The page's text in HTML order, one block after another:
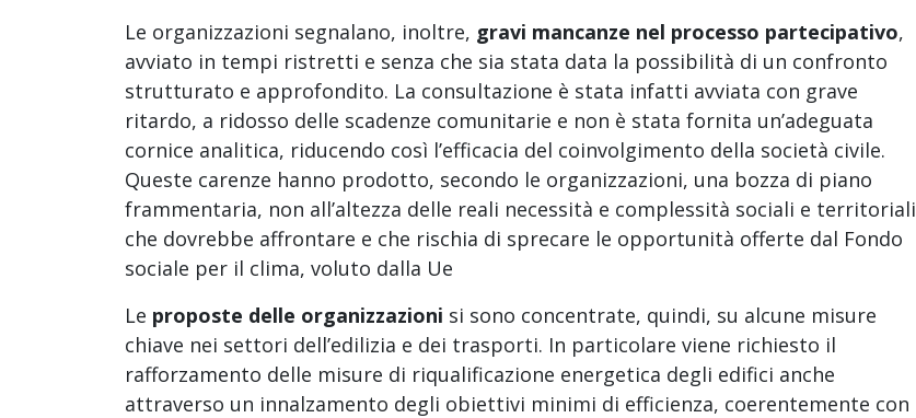
Le organizzazioni segnalano, inoltre, gravi mancanze nel processo partecipativo,
avviato in tempi ristretti e senza che sia stata data la possibilità di un confronto
strutturato e approfondito. La consultazione è stata infatti avviata con grave
ritardo, a ridosso delle scadenze comunitarie e non è stata fornita un’adeguata
cornice analitica, riducendo così l’efficacia del coinvolgimento della società civile.
Queste carenze hanno prodotto, secondo le organizzazioni, una bozza di piano
frammentaria, non all’altezza delle reali necessità e complessità sociali e territoriali
che dovrebbe affrontare e che rischia di sprecare le opportunità offerte dal Fondo
sociale per il clima, voluto dalla Ue
Le proposte delle organizzazioni si sono concentrate, quindi, su alcune misure
chiave nei settori dell’edilizia e dei trasporti. In particolare viene richiesto il
rafforzamento delle misure di riqualificazione energetica degli edifici anche
attraverso un innalzamento degli obiettivi minimi di efficienza, coerentemente con